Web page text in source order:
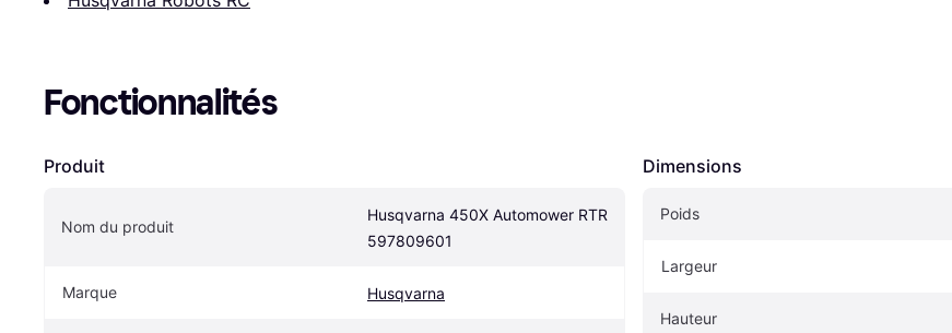
Fonctionnalités
Produit
Nom du produit
Husqvarna 450X Automower RTR
597809601
Marque Husqvarna
Dimensions
Poids
Largeur
Hauteur